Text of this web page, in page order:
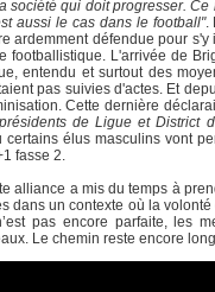
société qui doit progresser.
aussi le cas dans le football".
ardemment défendue pour
footballistique. L'arrivée de
entendu et surtout des
pas suivies d'actes. Et
Cette dernière
de Ligue et District
certains élus masculins vont
fasse 2.
alliance a mis du temps à
dans un contexte où la
pas encore parfaite, les
Le chemin reste encore